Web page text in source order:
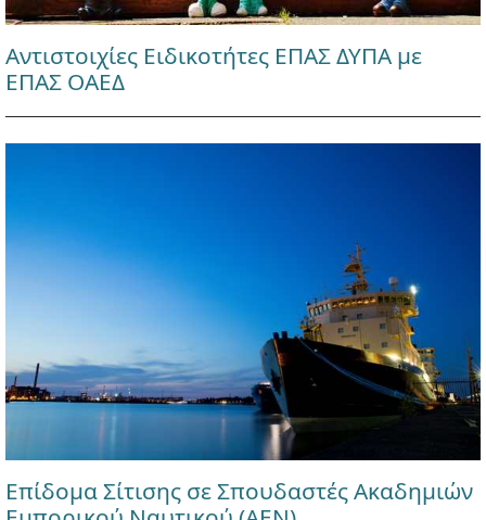
Αντιστοιχίες Ειδικοτήτες ΕΠΑΣ ΔΥΠΑ με
ΕΠΑΣ ΟΑΕΔ
Επίδομα Σίτισης σε Σπουδαστές Ακαδημιών